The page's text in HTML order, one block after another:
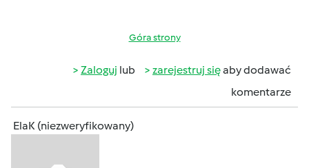
Góra strony
Zaloguj lub zarejestruj sięaby dodawać
komentarze
ElaK (niezweryfikowany)